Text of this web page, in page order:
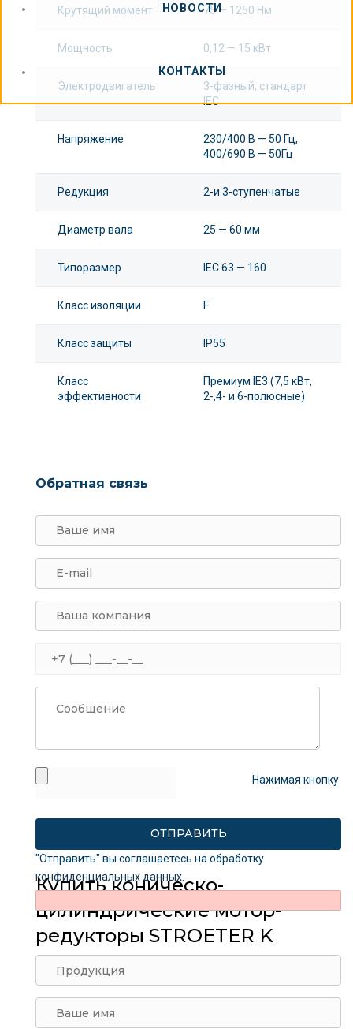
НОВОСТИ
КОНТАКТЫ
Крутящий момент 75 — 1250 Нм
Мощность 0,12 — 15 кВт
Электродвигатель
3-фазный, стандарт
IEC
Напряжение
230/400 В — 50 Гц,
400/690 В — 50Гц
Редукция 2-и 3-ступенчатые
Диаметр вала 25 — 60 мм
Типоразмер IEC 63 — 160
Класс изоляции F
Класс защиты IP55
Класс
эффективности
Премиум IE3 (7,5 кВт,
2-,4- и 6-полюсные)
Обратная связь
Нажимая кнопку
"Отправить" вы соглашаетесь на обработку
конфиденциальных данных
Купить коническо-
цилиндрические мотор-
редукторы STROETER K